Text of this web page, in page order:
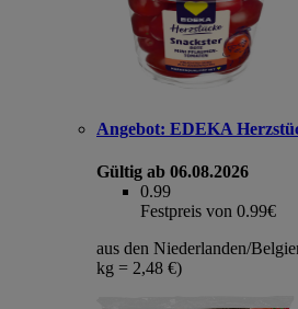
Angebot: EDEKA
Gültig ab 06.08.2026
0.99
Festpreis von 0.99€
aus den Niederlanden/
kg = 2,48 €)